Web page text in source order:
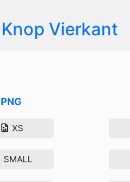
Knop Vierkant
PNG
XS
SMALL